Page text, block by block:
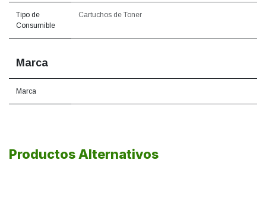
Tipo de
Consumible
Cartuchos de Toner
Marca
Marca
Productos Alternativos